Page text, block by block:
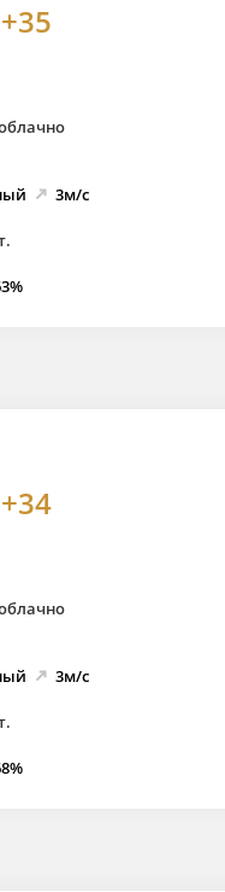
3м/с
3м/с